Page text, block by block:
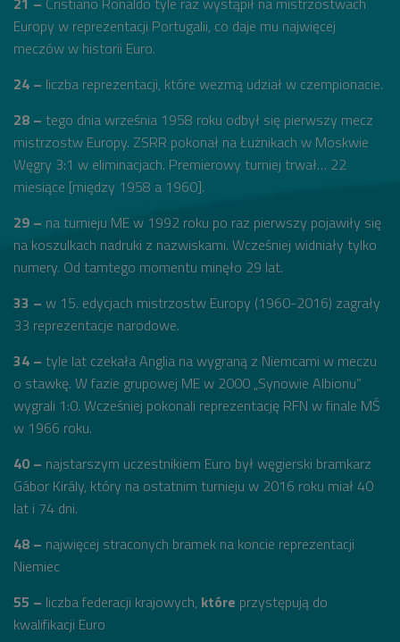
Europy w reprezentacji Portugalii, co daje mu najwięcej
meczów w historii Euro.
24 – liczba reprezentacji, które wezmą udział w czempionacie.
28 – tego dnia września 1958 roku odbył się pierwszy mecz
mistrzostw Europy. ZSRR pokonał na Łużnikach w Moskwie
Węgry 3:1 w eliminacjach. Premierowy turniej trwał… 22
miesiące [między 1958 a 1960].
29 – na turnieju ME w 1992 roku po raz pierwszy pojawiły się
na koszulkach nadruki z nazwiskami. Wcześniej widniały tylko
numery. Od tamtego momentu minęło 29 lat.
33 – w 15. edycjach mistrzostw Europy (1960-2016) zagrały
33 reprezentacje narodowe.
34 – tyle lat czekała Anglia na wygraną z Niemcami w meczu
o stawkę. W fazie grupowej ME w 2000 „Synowie Albionu”
wygrali 1:0. Wcześniej pokonali reprezentację RFN w finale MŚ
w 1966 roku.
40 – najstarszym uczestnikiem Euro był węgierski bramkarz
Gábor Király, który na ostatnim turnieju w 2016 roku miał 40
lat i 74 dni.
48 – najwięcej straconych bramek na koncie reprezentacji
Niemiec
55 – liczba federacji krajowych, które przystępują do
kwalifikacji Euro